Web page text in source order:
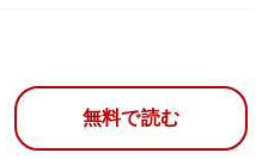
無料で読む